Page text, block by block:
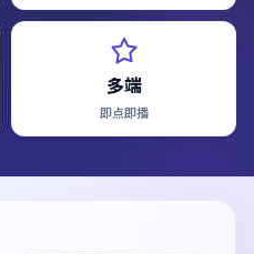
多端
即点即播